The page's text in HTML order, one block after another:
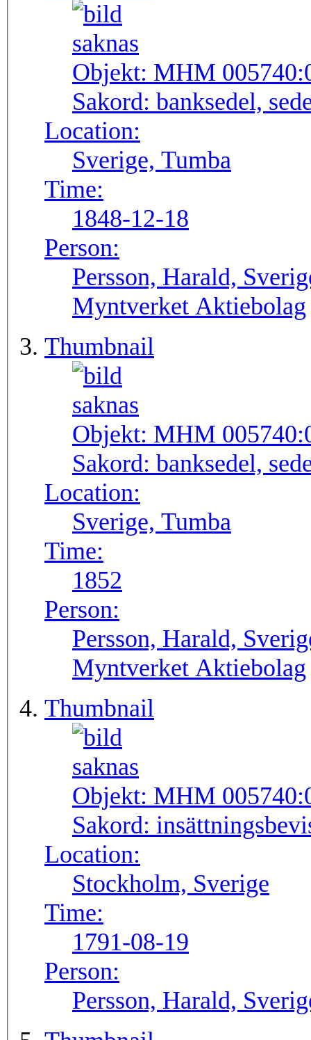
Objekt: MHM
Sakord: banksedel,
Location:
Sverige, Tumba
Time:
1848-12-18
Person:
Persson, Harald,
Myntverket Aktiebolag
Thumbnail
Objekt: MHM
Sakord: banksedel,
Location:
Sverige, Tumba
Time:
1852
Person:
Persson, Harald,
Myntverket Aktiebolag
Thumbnail
Objekt: MHM
Sakord:
Location:
Stockholm, Sverige
Time:
1791-08-19
Person:
Persson, Harald,